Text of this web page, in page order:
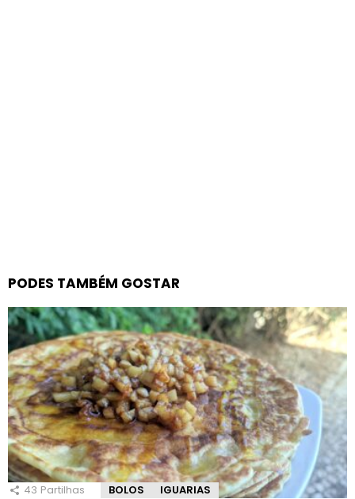
PODES TAMBÉM GOSTAR
43 Partilhas BOLOS IGUARIAS